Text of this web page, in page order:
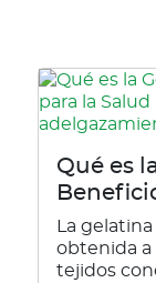
Qué es
La
obtenida a
tejidos